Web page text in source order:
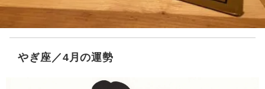
やぎ座／4月の運勢